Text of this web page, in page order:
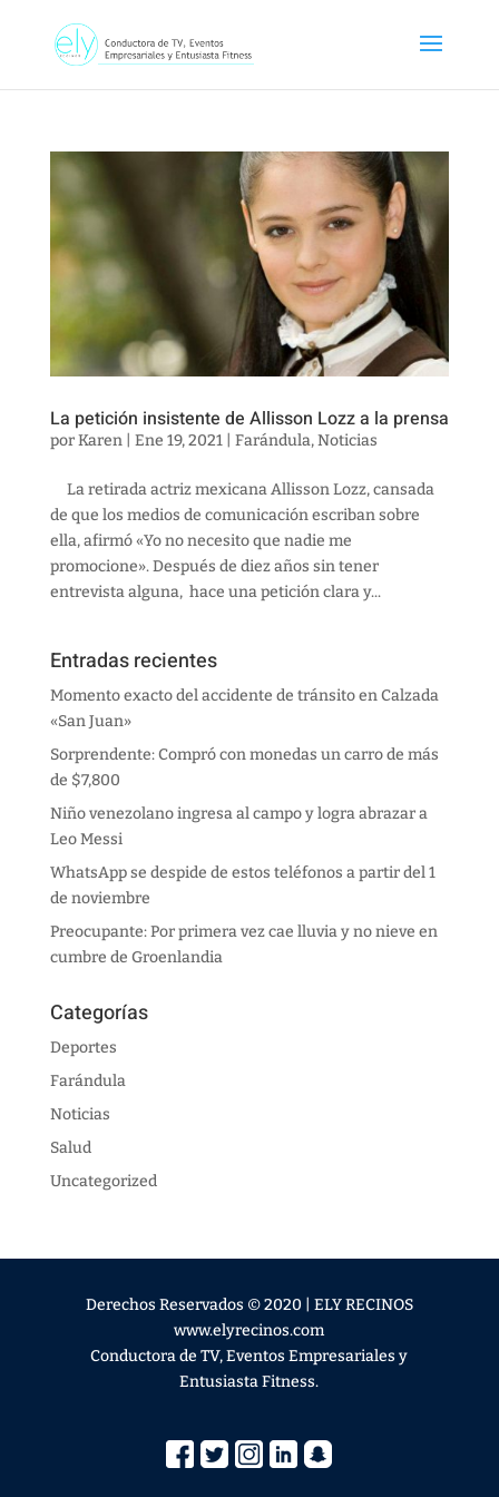
La petición insistente de Allisson Lozz a la prensa
porKaren| Ene 19, 2021| Farándula,Noticias
La retirada actriz mexicana Allisson Lozz, cansada
de que los medios de comunicación escriban sobre
ella, afirmó «Yo no necesito que nadie me
promocione». Después de diez años sin tener
entrevista alguna, hace una petición clara y...
Entradas recientes
Momento exacto del accidente de tránsito en Calzada
«San Juan»
Sorprendente: Compró con monedas un carro de más
de $7,800
Niño venezolano ingresa al campo y logra abrazar a
Leo Messi
WhatsApp se despide de estos teléfonos a partir del 1
de noviembre
Preocupante: Por primera vez cae lluvia y no nieve en
cumbre de Groenlandia
Categorías
Deportes
Farándula
Noticias
Salud
Uncategorized
Derechos Reservados © 2020 | ELY RECINOS
www.elyrecinos.com
Conductora de TV, Eventos Empresariales y
Entusiasta Fitness.